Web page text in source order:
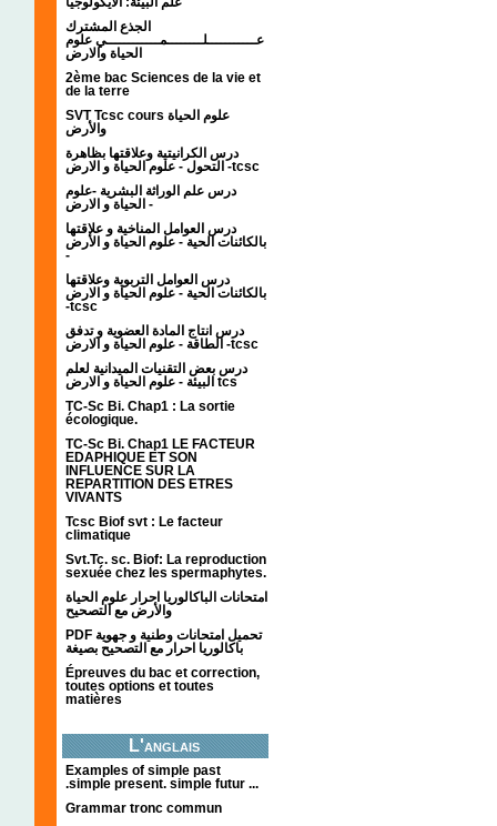
الجذع المشترك
عـــــــــــلــــــــمــــــــــــي علوم
الحياة والارض
2ème bac Sciences de la vie et
de la terre
SVT Tcsc cours علوم الحياة
والأرض
درس الكرانيتية وعلاقتها بظاهرة
التحول - علوم الحياة و الارض -tcsc
درس علم الوراثة البشرية -علوم
الحياة و الارض -
درس العوامل المناخية و علاقتها
بالكائنات الحية - علوم الحياة و الأرض
-
درس العوامل التربوية وعلاقتها
بالكائنات الحية - علوم الحياة و الارض
-tcsc
درس انتاج المادة العضوية و تدفق
الطاقة - علوم الحياة و الارض -tcsc
درس بعض التقنيات الميدانية لعلم
البيئة - علوم الحياة و الارض tcs
TC-Sc Bi. Chap1 : La sortie
écologique.
TC-Sc Bi. Chap1 LE FACTEUR
EDAPHIQUE ET SON
INFLUENCE SUR LA
REPARTITION DES ETRES
VIVANTS
Tcsc Biof svt : Le facteur
climatique
Svt.Tc. sc. Biof: La reproduction
sexuée chez les spermaphytes.
امتحانات الباكالوريا احرار علوم الحياة
والأرض مع التصحيح
PDF تحميل امتحانات وطنية و جهوية
باكالوريا احرار مع التصحيح بصيغة
Épreuves du bac et correction,
toutes options et toutes
matières
L'anglais
Examples of simple past
.simple present. simple futur ...
Grammar tronc commun